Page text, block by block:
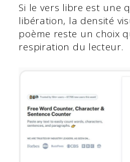
Si le vers libre est une
libération, la densité
poème reste un choix
respiration du lecteur.